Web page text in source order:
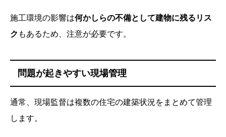
施工環境の影響は何かしらの不備として建物に残るリス
ク もあるため、注意が必要です。
問題が起きやすい現場管理
通常、現場監督は複数の住宅の建築状況をまとめて管理
します。